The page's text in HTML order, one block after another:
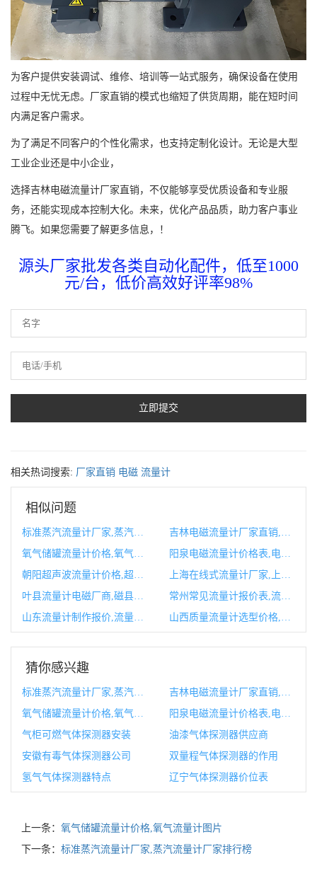
为客户提供安装调试、维修、培训等一站式服务，确保设备在使用
过程中无忧无虑。厂家直销的模式也缩短了供货周期，能在短时间
内满足客户需求。
为了满足不同客户的个性化需求，也支持定制化设计。无论是大型
工业企业还是中小企业，
选择吉林电磁流量计厂家直销，不仅能够享受优质设备和专业服
务，还能实现成本控制大化。未来，优化产品品质，助力客户事业
腾飞。如果您需要了解更多信息，！
源头厂家批发各类自动化配件，低至1000
元/台，低价高效好评率98%
相关热词搜索: 厂家直销 电磁 流量计
相似问题
阳泉电磁流量计价格表,电磁流量计价格大概多少钱
常州常见流量计报价表,流量计常见故障原因及解决方案
猜你感兴趣
阳泉电磁流量计价格表,电磁流量计价格大概多少钱
气柜可燃气体探测器安装
油漆气体探测器供应商
安徽有毒气体探测器公司
双量程气体探测器的作用
氢气气体探测器特点
辽宁气体探测器价位表
上一条： 氧气储罐流量计价格,氧气流量计图片
下一条： 标准蒸汽流量计厂家,蒸汽流量计厂家排行榜